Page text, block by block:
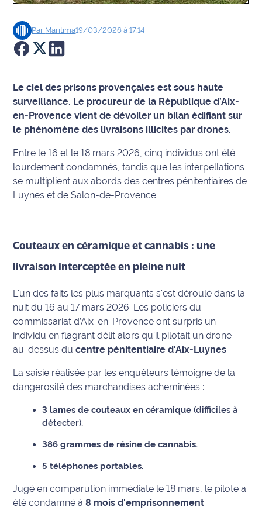
Économie
Emploi
Info
route
Justice
Météo
Politique
Santé
Social
Transport
National
International
Contenus
Par Maritima19/03/2026 à 17:14
Le ciel des prisons provençales est sous haute
surveillance. Le procureur de la République d’Aix-
en-Provence vient de dévoiler un bilan édifiant sur
le phénomène des livraisons illicites par drones.
Entre le 16 et le 18 mars 2026, cinq individus ont été
lourdement condamnés, tandis que les interpellations
se multiplient aux abords des centres pénitentiaires de
Luynes et de Salon-de-Provence.
Couteaux en céramique et cannabis : une
livraison interceptée en pleine nuit
L'un des faits les plus marquants s'est déroulé dans la
nuit du 16 au 17 mars 2026. Les policiers du
commissariat d’Aix-en-Provence ont surpris un
individu en flagrant délit alors qu'il pilotait un drone
au-dessus ducentre pénitentiaire d'Aix-Luynes.
La saisie réalisée par les enquêteurs témoigne de la
dangerosité des marchandises acheminées :
3 lames de couteaux en céramique (difficiles à
détecter).
386 grammes de résine de cannabis.
5 téléphones portables.
Jugé en comparution immédiate le 18 mars, le pilote a
été condamné à8 mois d'emprisonnement